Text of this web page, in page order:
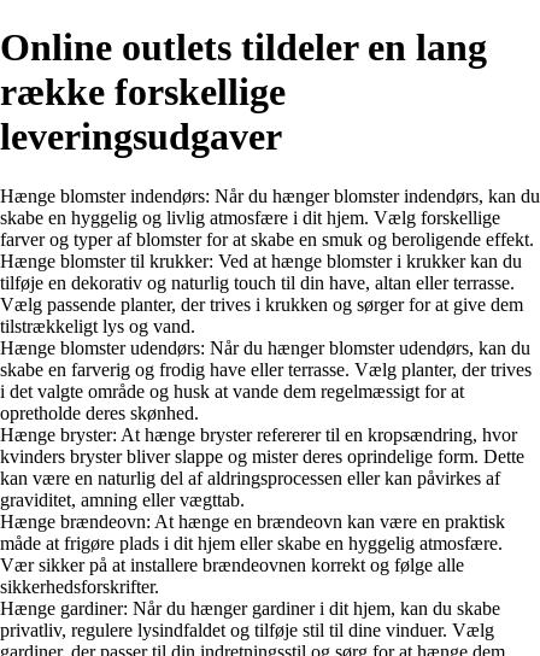
Online outlets tildeler en lang
række forskellige
leveringsudgaver
Hænge blomster indendørs: Når du hænger blomster indendørs, kan du
skabe en hyggelig og livlig atmosfære i dit hjem. Vælg forskellige
farver og typer af blomster for at skabe en smuk og beroligende effekt.
Hænge blomster til krukker: Ved at hænge blomster i krukker kan du
tilføje en dekorativ og naturlig touch til din have, altan eller terrasse.
Vælg passende planter, der trives i krukken og sørger for at give dem
tilstrækkeligt lys og vand.
Hænge blomster udendørs: Når du hænger blomster udendørs, kan du
skabe en farverig og frodig have eller terrasse. Vælg planter, der trives
i det valgte område og husk at vande dem regelmæssigt for at
opretholde deres skønhed.
Hænge bryster: At hænge bryster refererer til en kropsændring, hvor
kvinders bryster bliver slappe og mister deres oprindelige form. Dette
kan være en naturlig del af aldringsprocessen eller kan påvirkes af
graviditet, amning eller vægttab.
Hænge brændeovn: At hænge en brændeovn kan være en praktisk
måde at frigøre plads i dit hjem eller skabe en hyggelig atmosfære.
Vær sikker på at installere brændeovnen korrekt og følge alle
sikkerhedsforskrifter.
Hænge gardiner: Når du hænger gardiner i dit hjem, kan du skabe
privatliv, regulere lysindfaldet og tilføje stil til dine vinduer. Vælg
gardiner, der passer til din indretningsstil og sørg for at hænge dem